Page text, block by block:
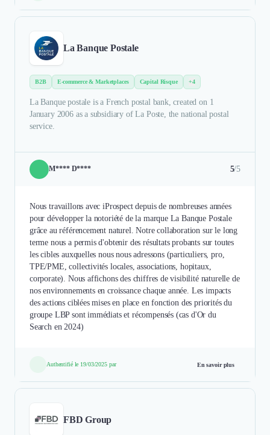
La Banque Postale
B2B E-commerce & Marketplaces Capital Risque +4
La Banque postale is a French postal bank, created on 1
January 2006 as a subsidiary of La Poste, the national postal
service.
M**** D**** 5/5
Nous travaillons avec iProspect depuis de nombreuses années
pour développer la notoriété de la marque La Banque Postale
grâce au référencement naturel. Notre collaboration sur le long
terme nous a permis d'obtenir des résultats probants sur toutes
les cibles auxquelles nous nous adressons (particuliers, pro,
TPE/PME, collectivités locales, associations, hopitaux,
corporate). Nous affichons des chiffres de visibilité naturelle de
nos environnements en croissance chaque année. Les impacts
des actions ciblées mises en place en fonction des priorités du
groupe LBP sont immédiats et récompensés (cas d'Or du
Search en 2024)
Authentifié le 19/03/2025 par En savoir plus
FBD Group